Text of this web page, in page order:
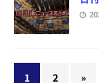
1 2 »